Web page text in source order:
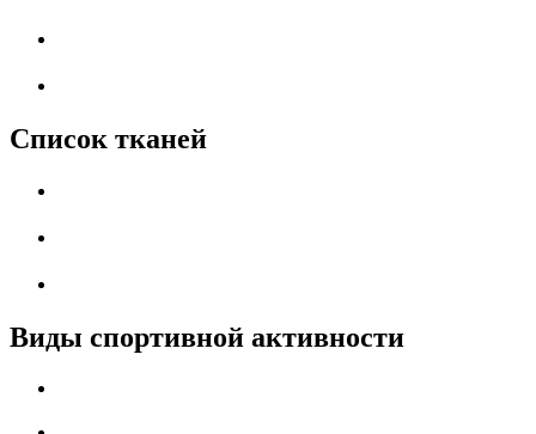
Список тканей
Виды спортивной активности